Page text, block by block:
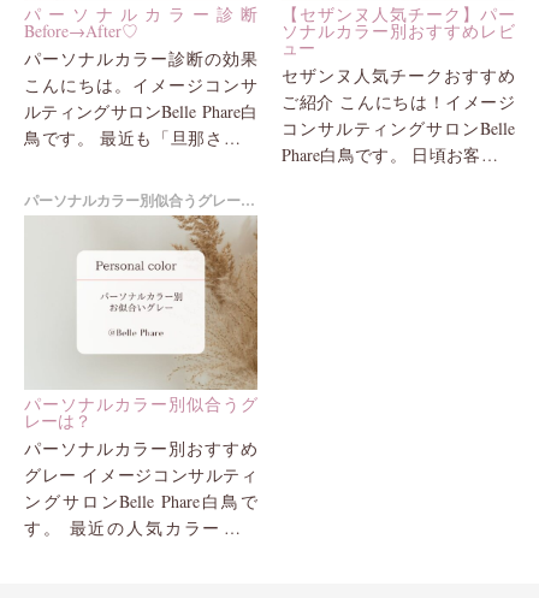
パーソナルカラー診断
Before→After♡
パーソナルカラー診断の効果
こんにちは。イメージコンサ
ルティングサロンBelle Phare白
鳥です。 最近も「旦那さんに
した」「おすすめの化粧品も
少しずつ足して...
【セザンヌ人気チーク】パー
ソナルカラー別おすすめレビ
ュー
セザンヌ人気チークおすすめ
ご紹介 こんにちは！イメージ
コンサルティングサロンBelle
Phare白鳥です。 日頃お客様に
パーソナルカラー別似合うグレーは？
パーソナルカラー別似合うグ
レーは？
パーソナルカラー別おすすめ
グレー イメージコンサルティ
ングサロンBelle Phare白鳥で
す。 最近の人気カラーの一